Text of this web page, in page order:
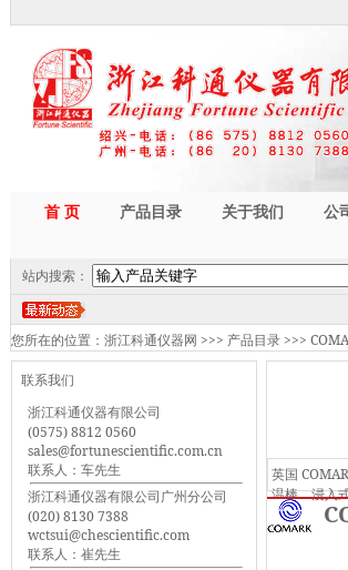
首 页 产品目录 关于我们 公
站内搜索：
您所在的位置： 浙江科通仪器网 >>> 产品目录 >>>
联系我们
浙江科通仪器有限公司
(0575) 8812 0560
sales@fortunescientific.com.cn
联系人：车先生
浙江科通仪器有限公司广州分公司
(020) 8130 7388
wctsui@chescientific.com
联系人：崔先生
英国
温棒，浸入